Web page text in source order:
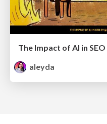
aleyda